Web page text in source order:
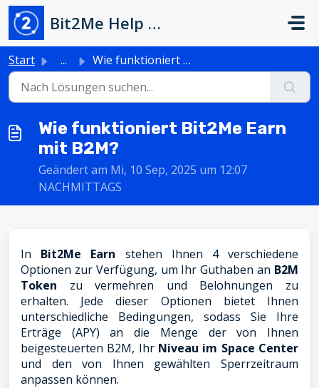
Zum hauptsächlichen Inhalt gehen
Bit2Me Help Center
Start ... Wie funktioniert Bit2Me Earn mit B2M?
Wie funktioniert Bit2Me Earn
mit B2M?
Geändert am Mi, 10 Sep, 2025 um 12:07
NACHMITTAGS
In Bit2Me Earn stehen Ihnen 4 verschiedene
Optionen zur Verfügung, um Ihr Guthaben an B2M
Token zu vermehren und Belohnungen zu
erhalten. Jede dieser Optionen bietet Ihnen
unterschiedliche Bedingungen, sodass Sie Ihre
Erträge (APY) an die Menge der von Ihnen
beigesteuerten B2M, Ihr Niveau im Space Center
und den von Ihnen gewählten Sperrzeitraum
anpassen können.